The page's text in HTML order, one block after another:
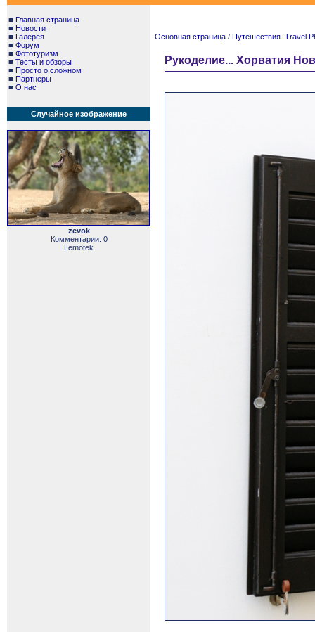
■ Главная страница
■ Новости
■ Галерея
■ Форум
■ Фототуризм
■ Тесты и обзоры
■ Просто о сложном
■ Партнеры
■ О нас
Случайное изображение
zevok
Комментарии: 0
Lemotek
Основная страница / Путешествия. Travel
Рукоделие... Хорватия